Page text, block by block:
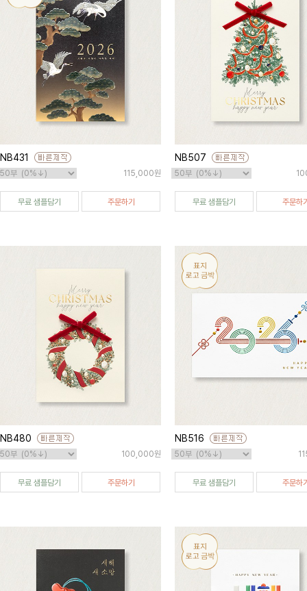
NB431
115,000원
무료 샘플담기 주문하기
NB507
무료 샘플담기 주문하
NB480
100,000원
무료 샘플담기 주문하기
NB516
무료 샘플담기 주문하